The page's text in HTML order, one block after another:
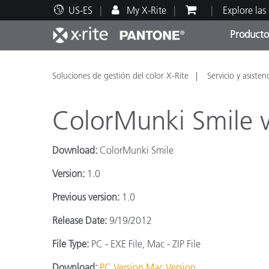
US-ES My X-Rite Explore
Principales productos
Impresión y Empaques
Automotriz
Soporte técnico
Recursos educativos
Soluciones de gestión del color X-Rite Servicio y
ColorMunki Smile
Download: ColorMunki Smile
Version: 1.0
Previous version: 1.0
Release Date: 9/19/2012
File Type: PC - EXE File, Mac - ZIP File